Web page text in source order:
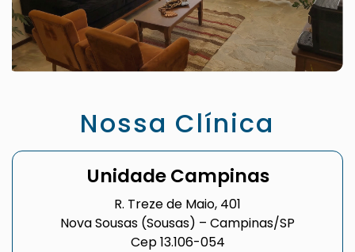
Nossa Clínica
Unidade Campinas
R. Treze de Maio, 401
Nova Sousas (Sousas) – Campinas/SP
Cep 13.106-054